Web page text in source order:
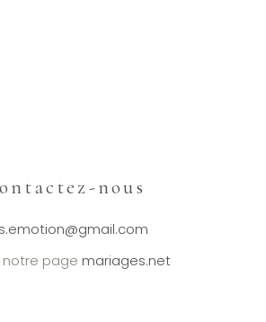
nous
notre page mariages.net